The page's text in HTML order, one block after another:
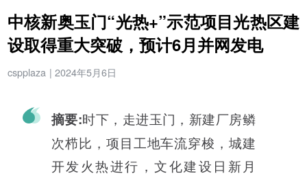
中核新奥玉门“光热+”示范项目光热区建
设取得重大突破，预计6月并网发电
cspplaza | 2024年5月6日
摘要:时下，走进玉门，新建厂房鳞
次栉比，项目工地车流穿梭，城建
开发火热进行，文化建设日新月